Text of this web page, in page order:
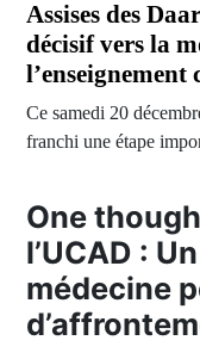
Assises des
décisif vers la
l’enseignement
Ce samedi 20
franchi une étape
One
l’UCAD :
médecine